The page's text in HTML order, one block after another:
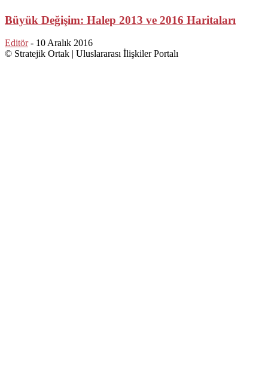
Büyük Değişim: Halep 2013 ve 2016 Haritaları
Editör - 10 Aralık 2016
© Stratejik Ortak | Uluslararası İlişkiler Portalı